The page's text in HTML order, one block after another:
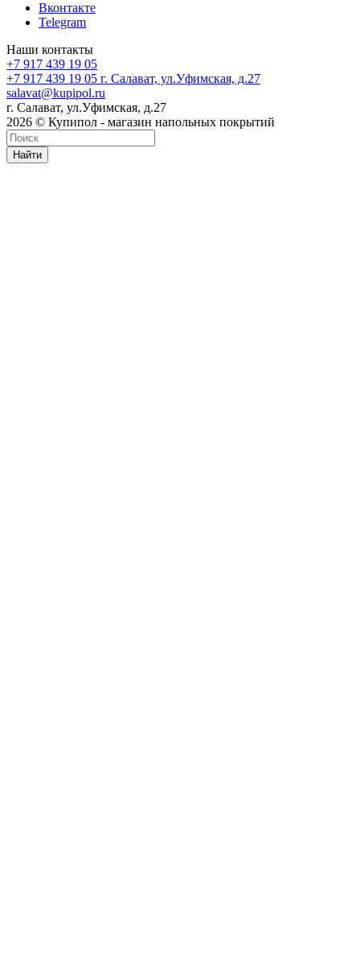
Вконтакте
Telegram
Наши контакты
+7 917 439 19 05
+7 917 439 19 05 г. Салават, ул.Уфимская, д.27
salavat@kupipol.ru
г. Салават, ул.Уфимская, д.27
2026 © Купипол - магазин напольных покрытий
Найти